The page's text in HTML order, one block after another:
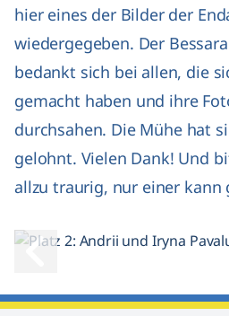
hier eines der Bilder der
wiedergegeben. Der
bedankt sich bei allen, die
gemacht haben und ihre
durchsahen. Die Mühe hat
gelohnt. Vielen Dank! Und
allzu traurig, nur einer kann